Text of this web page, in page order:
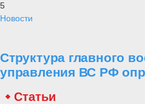
5
Новости
Структура главного
управления ВС РФ
Статьи